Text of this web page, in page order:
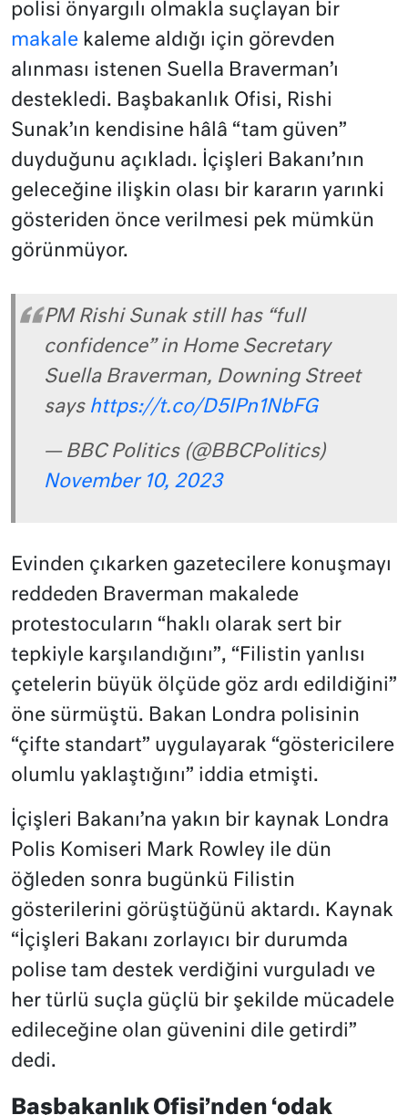
polisi önyargılı olmakla suçlayan bir
makale kaleme aldığı için görevden
alınması istenen Suella Braverman’ı
destekledi. Başbakanlık Ofisi, Rishi
Sunak’ın kendisine hâlâ “tam güven”
duyduğunu açıkladı. İçişleri Bakanı’nın
geleceğine ilişkin olası bir kararın yarınki
gösteriden önce verilmesi pek mümkün
görünmüyor.
PM Rishi Sunak still has “full
confidence” in Home Secretary
Suella Braverman, Downing Street
says https://t.co/D5IPn1NbFG
— BBC Politics (@BBCPolitics)
November 10, 2023
Evinden çıkarken gazetecilere konuşmayı
reddeden Braverman makalede
protestocuların “haklı olarak sert bir
tepkiyle karşılandığını”, “Filistin yanlısı
çetelerin büyük ölçüde göz ardı edildiğini”
öne sürmüştü. Bakan Londra polisinin
“çifte standart” uygulayarak “göstericilere
olumlu yaklaştığını” iddia etmişti.
İçişleri Bakanı’na yakın bir kaynak Londra
Polis Komiseri Mark Rowley ile dün
öğleden sonra bugünkü Filistin
gösterilerini görüştüğünü aktardı. Kaynak
“İçişleri Bakanı zorlayıcı bir durumda
polise tam destek verdiğini vurguladı ve
her türlü suçla güçlü bir şekilde mücadele
edileceğine olan güvenini dile getirdi”
dedi.
Başbakanlık Ofisi’nden ‘odak